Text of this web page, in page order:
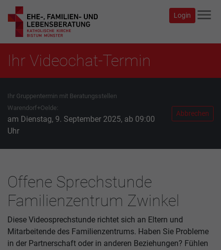
Login menu
Ihr Videochat-Termin
Ihr Gruppentermin mit Beratungsstellen
Warendorf+Oelde:
am Dienstag, 9. September 2025, ab 09:00
Uhr
Abbrechen
Offene Sprechstunde
Familienzentrum Zwinkel
Diese Videosprechstunde richtet sich an Eltern und
Mitarbeitende des Familienzentrums. Haben Sie Probleme
in der Partnerschaft oder in anderen Beziehungen? Fühlen